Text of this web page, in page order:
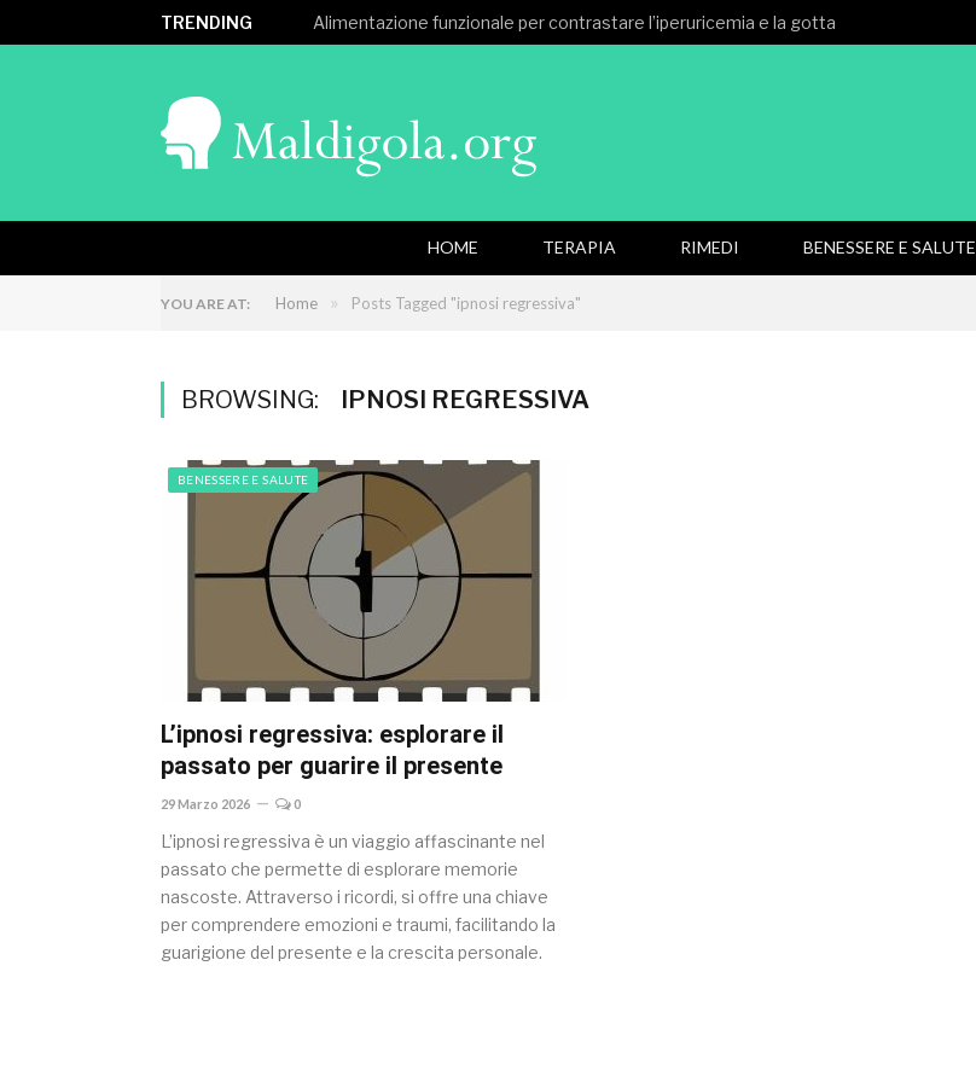
TRENDING Alimentazione funzionale per contrastare l’iperuricemia e la gotta
HOME TERAPIA RIMEDI BENESSERE E SALUTE
YOU ARE AT: Home » Posts Tagged "ipnosi regressiva"
BROWSING: IPNOSI REGRESSIVA
BENESSERE E SALUTE
L’ipnosi regressiva: esplorare il
passato per guarire il presente
29 Marzo 2026 0
L’ipnosi regressiva è un viaggio affascinante nel
passato che permette di esplorare memorie
nascoste. Attraverso i ricordi, si offre una chiave
per comprendere emozioni e traumi, facilitando la
guarigione del presente e la crescita personale.